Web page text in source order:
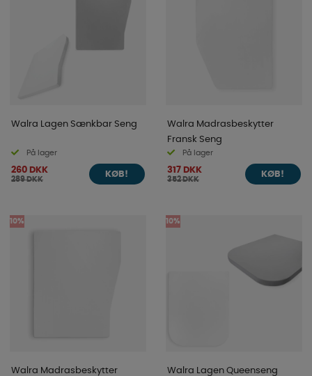
Walra Lagen Sænkbar Seng
På lager
260 DKK
289 DKK
KØB!
Walra Madrasbeskytter
Fransk Seng
På lager
317 DKK
352 DKK
KØB!
10%
Walra Madrasbeskytter
10%
Walra Lagen Queenseng